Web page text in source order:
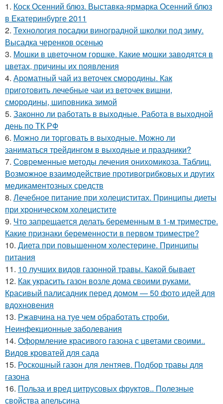
1. Коск Осенний блюз. Выставка-ярмарка Осенний блюз
в Екатеринбурге 2011
2. Технология посадки виноградной школки под зиму.
Высадка черенков осенью
3. Мошки в цветочном горшке. Какие мошки заводятся в
цветах, причины их появления
4. Ароматный чай из веточек смородины. Как
приготовить лечебные чаи из веточек вишни,
смородины, шиповника зимой
5. Законно ли работать в выходные. Работа в выходной
день по ТК РФ
6. Можно ли торговать в выходные. Можно ли
заниматься трейдингом в выходные и праздники?
7. Современные методы лечения онихомикоза. Таблиц.
Возможное взаимодействие противогрибковых и других
медикаментозных средств
8. Лечебное питание при холециститах. Принципы диеты
при хроническом холецистите
9. Что запрещается делать беременным в 1-м триместре.
Какие признаки беременности в первом триместре?
10. Диета при повышенном холестерине. Принципы
питания
11. 10 лучших видов газонной травы. Какой бывает
12. Как украсить газон возле дома своими руками.
Красивый палисадник перед домом — 50 фото идей для
вдохновения
13. Ржавчина на туе чем обработать строби.
Неинфекционные заболевания
14. Оформление красивого газона с цветами своими..
Видов кроватей для сада
15. Роскошный газон для лентяев. Подбор травы для
газона
16. Польза и вред цитрусовых фруктов.. Полезные
свойства апельсина